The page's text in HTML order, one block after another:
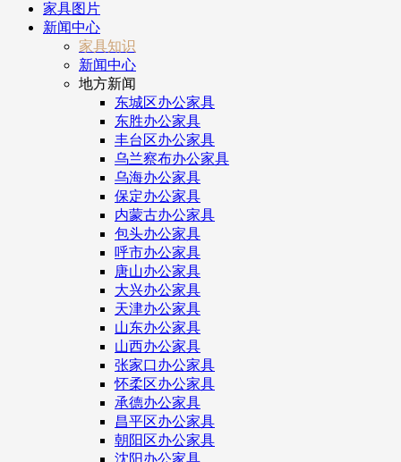
家具图片
新闻中心
家具知识
新闻中心
地方新闻
东城区办公家具
东胜办公家具
丰台区办公家具
乌兰察布办公家具
乌海办公家具
保定办公家具
内蒙古办公家具
包头办公家具
呼市办公家具
唐山办公家具
大兴办公家具
天津办公家具
山东办公家具
山西办公家具
张家口办公家具
怀柔区办公家具
承德办公家具
昌平区办公家具
朝阳区办公家具
沈阳办公家具